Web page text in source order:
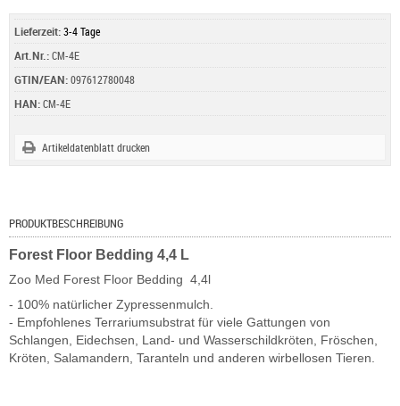
Lieferzeit:3-4 Tage
Art.Nr.:CM-4E
GTIN/EAN:097612780048
HAN:CM-4E
Artikeldatenblatt drucken
PRODUKTBESCHREIBUNG
Forest Floor Bedding 4,4 L
Zoo Med Forest Floor Bedding 4,4l
- 100% natürlicher Zypressenmulch.
- Empfohlenes Terrariumsubstrat für viele Gattungen von
Schlangen, Eidechsen, Land- und Wasserschildkröten, Fröschen,
Kröten, Salamandern, Taranteln und anderen wirbellosen Tieren.